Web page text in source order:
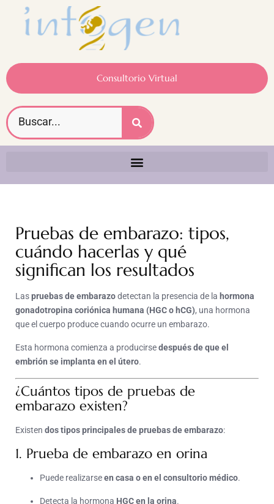
Consultorio Virtual
Pruebas de embarazo: tipos,
cuándo hacerlas y qué
significan los resultados
Laspruebas de embarazodetectan la presencia de la hormona
gonadotropina coriónica humana (HGC o hCG), una hormona
que el cuerpo produce cuando ocurre un embarazo.
Esta hormona comienza a producirsedespués de que el
embrión se implanta en el útero.
¿Cuántos tipos de pruebas de
embarazo existen?
Existen dos tipos principales de pruebas de embarazo:
1. Prueba de embarazo en orina
Puede realizarseen casa o en el consultorio médico.
Detecta la hormona HGC en la orina.